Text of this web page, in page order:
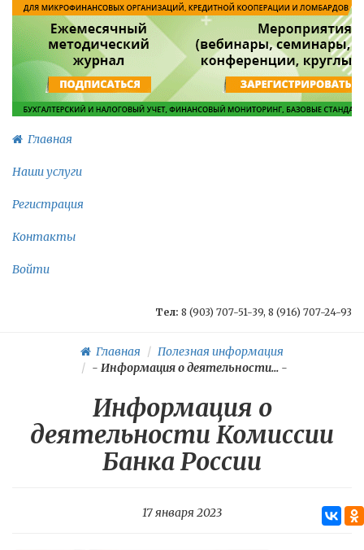
Главная
Наши услуги
Регистрация
Контакты
Войти
Тел: 8 (903) 707-51-39, 8 (916) 707-24-93
Главная
Полезная информация
- Информация о деятельности...-
Информация о
деятельности Комиссии
Банка России
17 января 2023